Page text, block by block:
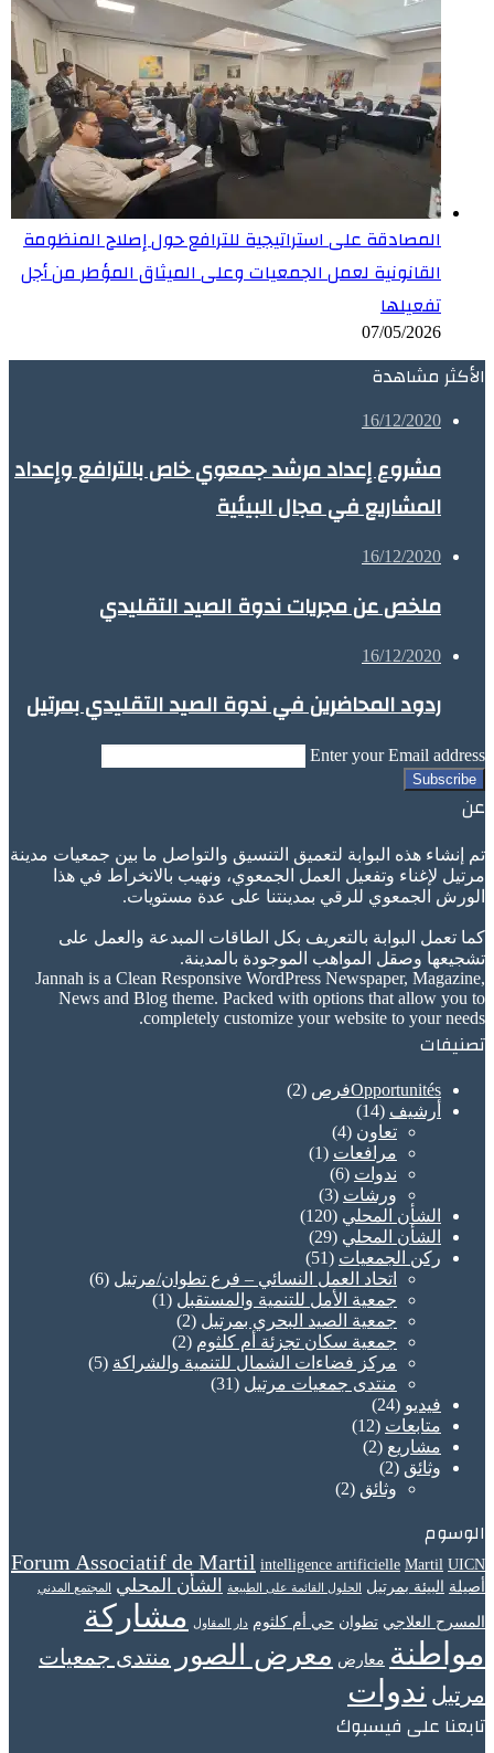
المصادقة على استراتيجية للترافع حول إصلاح المنظومة
القانونية لعمل الجمعيات وعلى الميثاق المؤطر من أجل
تفعيلها
07/05/2026
الأكثر مشاهدة
16/12/2020
مشروع إعداد مرشد جمعوي خاص بالترافع وإعداد
المشاريع في مجال البيئية
16/12/2020
ملخص عن مجريات ندوة الصيد التقليدي
16/12/2020
ردود المحاضرين في ندوة الصيد التقليدي بمرتيل
Enter your Email address
عن
تم إنشاء هذه البوابة لتعميق التنسيق والتواصل ما بين جمعيات مدينة
مرتيل لإغناء وتفعيل العمل الجمعوي، ونهيب بالانخراط في هذا
الورش الجمعوي للرقي بمدينتنا على عدة مستويات.
كما تعمل البوابة بالتعريف بكل الطاقات المبدعة والعمل على
تشجيعها وصقل المواهب الموجودة بالمدينة.
Jannah is a Clean Responsive WordPress Newspaper, Magazine,
News and Blog theme. Packed with options that allow you to
completely customize your website to your needs.
تصنيفات
Opportunitésفرص
(2)
أرشيف (14)
تعاون (4)
مرافعات (1)
ندوات (6)
ورشات (3)
الشأن المحلي (120)
الشأن المحلي (29)
ركن الجمعيات (51)
اتحاد العمل النسائي – فرع تطوان/مرتيل (6)
جمعية الأمل للتنمية والمستقبل (1)
جمعية الصيد البحري بمرتيل (2)
جمعية سكان تجزئة أم كلثوم (2)
مركز فضاءات الشمال للتنمية والشراكة (5)
منتدى جمعيات مرتيل (31)
فيديو (24)
متابعات (12)
مشاريع (2)
وثائق (2)
وثائق (2)
الوسوم
Forum Associatif de Martil intelligence artificielle Martil UICN
أصيلة البيئة بمرتيل الحلول القائمة على الطبيعة الشأن المحلي المجتمع المدني
المسرح العلاجي تطوان حي أم كلثوم دار المقاول
مشاركة
مواطنة معارض معرض الصور
منتدى جمعيات
مرتيل ندوات
تابعنا على فيسبوك